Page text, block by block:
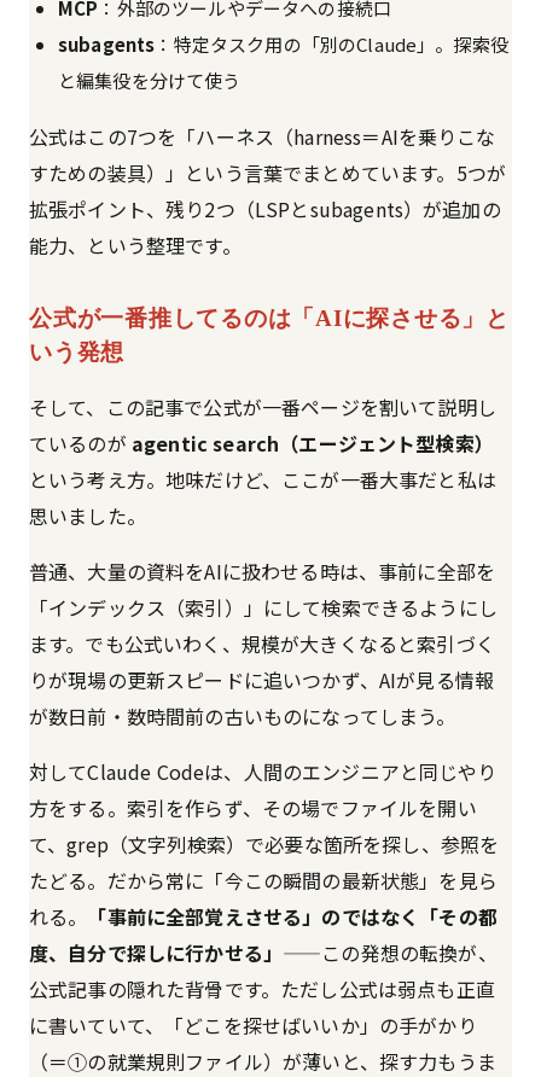
MCP ：外部のツールやデータへの接続口
subagents ：特定タスク用の「別のClaude」。探索役
と編集役を分けて使う
公式はこの7つを「ハーネス（harness＝AIを乗りこな
すための装具）」という言葉でまとめています。5つが
拡張ポイント、残り2つ（LSPとsubagents）が追加の
能力、という整理です。
公式が一番推してるのは「AIに探させる」と
いう発想
そして、この記事で公式が一番ページを割いて説明し
ているのが agentic search（エージェント型検索）
という考え方。地味だけど、ここが一番大事だと私は
思いました。
普通、大量の資料をAIに扱わせる時は、事前に全部を
「インデックス（索引）」にして検索できるようにし
ます。でも公式いわく、規模が大きくなると索引づく
りが現場の更新スピードに追いつかず、AIが見る情報
が数日前・数時間前の古いものになってしまう。
対してClaude Codeは、人間のエンジニアと同じやり
方をする。索引を作らず、その場でファイルを開い
て、grep（文字列検索）で必要な箇所を探し、参照を
たどる。だから常に「今この瞬間の最新状態」を見ら
れる。
「事前に全部覚えさせる」のではなく「その都
度、自分で探しに行かせる」 ——この発想の転換が、
公式記事の隠れた背骨です。ただし公式は弱点も正直
に書いていて、「どこを探せばいいか」の手がかり
（＝①の就業規則ファイル）が薄いと、探す力もうま